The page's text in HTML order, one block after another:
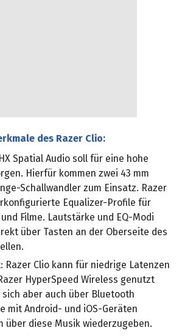
des Razer Clio:
Spatial Audio soll für eine hohe
Hierfür kommen zwei 43 mm
Schallwandler zum Einsatz. Razer
Equalizer-Profile für
Filme. Lautstärke und EQ-Modi
über Tasten an der Oberseite des
Razer Clio kann für niedrige Latenzen
HyperSpeed Wireless genutzt
aber auch über Bluetooth
mit Android- und iOS-Geräten
über diese Musik wiederzugeben.